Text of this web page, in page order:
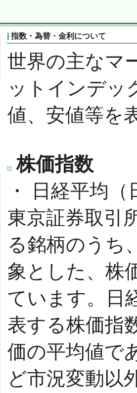
指数・為替・金利について
世界の主なマ
ットインデッ
値、安値等を
株価指数
・ 日経平均（
東京証券取引
る銘柄のうち
象とした、株
ています。日
表する株価指
価の平均値で
ど市況変動以